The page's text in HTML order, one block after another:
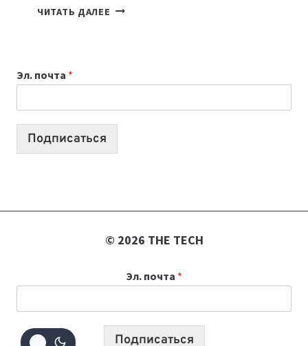
ЧИТАТЬ ДАЛЕЕ ТАСК-
РАБОТЫ
Эл. почта *
Подписаться
© 2026 THE TECH
Эл. почта *
Подписаться